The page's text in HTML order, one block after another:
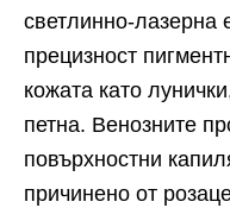
светлинно-лазерна
прецизност
кожата като
петна. Венозните
повърхностни
причинено от